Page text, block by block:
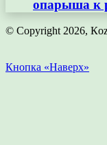
опарыша к
© Copyright 2026,
Кнопка «Наверх»